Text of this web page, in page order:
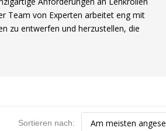
Team von Experten arbeitet eng mit
zu entwerfen und herzustellen, die
Sortieren nach: